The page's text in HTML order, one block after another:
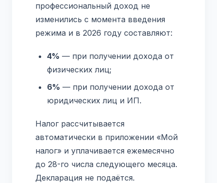
профессиональный доход не
изменились с момента введения
режима и в 2026 году составляют:
4% — при получении дохода от
физических лиц;
6% — при получении дохода от
юридических лиц и ИП.
Налог рассчитывается
автоматически в приложении «Мой
налог» и уплачивается ежемесячно
до 28-го числа следующего месяца.
Декларация не подаётся.